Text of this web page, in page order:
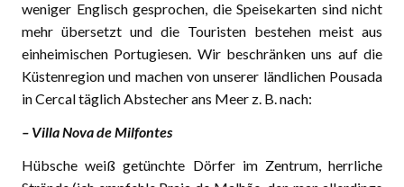
weniger Englisch gesprochen, die Speisekarten sind nicht
mehr übersetzt und die Touristen bestehen meist aus
einheimischen Portugiesen. Wir beschränken uns auf die
Küstenregion und machen von unserer ländlichen Pousada
in Cercal täglich Abstecher ans Meer z. B. nach:
– Villa Nova de Milfontes
Hübsche weiß getünchte Dörfer im Zentrum, herrliche